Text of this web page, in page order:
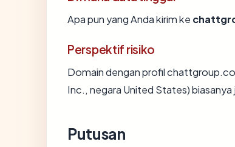
Apa pun yang Anda kirim ke
Perspektif risiko
Domain dengan profil
Inc., negara United States)
Putusan